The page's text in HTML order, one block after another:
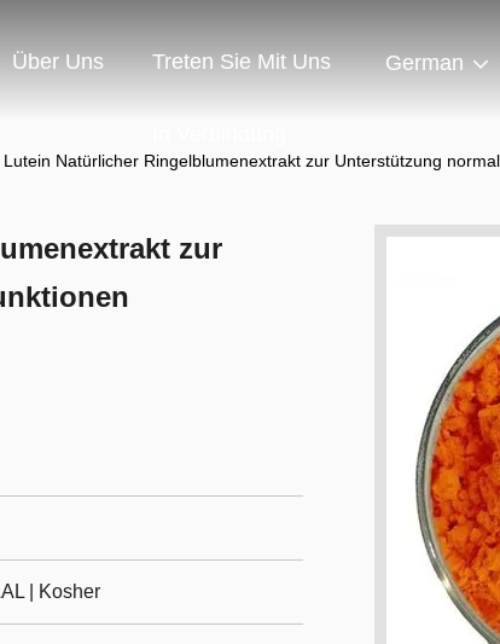
Über Uns Treten Sie Mit Uns German
Lutein Natürlicher Ringelblumenextrakt zur Unterstützung
zur
| Kosher